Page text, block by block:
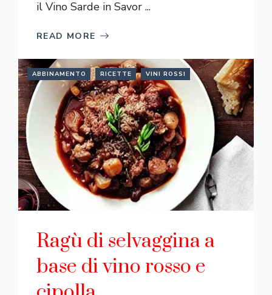
il Vino Sarde in Savor ...
READ MORE
ABBINAMENTO RICETTE VINI ROSSI
Ragù di selvaggina a
base di vino rosso e